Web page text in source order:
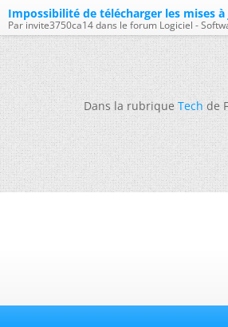
Impossibilité de télécharger les mises
Par invite3750ca14 dans le forum Logiciel -
Dans la rubriqueTechde